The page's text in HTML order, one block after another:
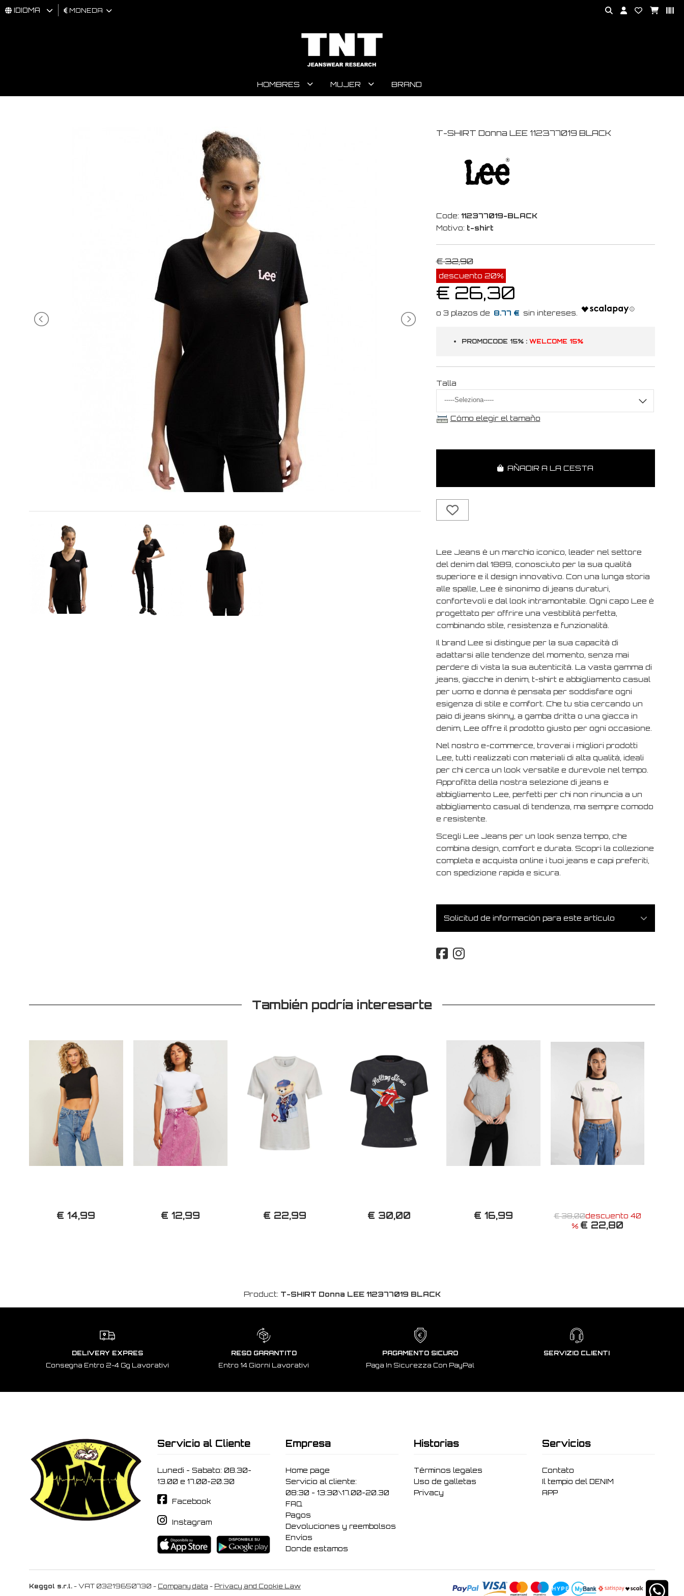
IDIOMA MONEDA
HOMBRES MUJER BRAND
T-SHIRT Donna LEE 112377019 BLACK
Code: 112377019-BLACK
Motivo: t-shirt
€ 32,90
descuento 20%
€ 26,30
8.77 €
PROMOCODE 15% : WELCOME 15%
Talla
Cómo elegir el tamaño
AÑADIR A LA CESTA
Lee Jeans è un marchio iconico, leader nel settore
del denim dal 1889, conosciuto per la sua qualità
superiore e il design innovativo. Con una lunga storia
alle spalle, Lee è sinonimo di jeans duraturi,
confortevoli e dal look intramontabile. Ogni capo Lee è
progettato per offrire una vestibilità perfetta,
combinando stile, resistenza e funzionalità.
Il brand Lee si distingue per la sua capacità di
adattarsi alle tendenze del momento, senza mai
perdere di vista la sua autenticità. La vasta gamma di
jeans, giacche in denim, t-shirt e abbigliamento casual
per uomo e donna è pensata per soddisfare ogni
esigenza di stile e comfort. Che tu stia cercando un
paio di jeans skinny, a gamba dritta o una giacca in
denim, Lee offre il prodotto giusto per ogni occasione.
Nel nostro e-commerce, troverai i migliori prodotti
Lee, tutti realizzati con materiali di alta qualità, ideali
per chi cerca un look versatile e durevole nel tempo.
Approfitta della nostra selezione di jeans e
abbigliamento Lee, perfetti per chi non rinuncia a un
abbigliamento casual di tendenza, ma sempre comodo
e resistente.
Scegli Lee Jeans per un look senza tempo, che
combina design, comfort e durata. Scopri la collezione
completa e acquista online i tuoi jeans e capi preferiti,
con spedizione rapida e sicura.
Solicitud de información para este artículo
También podría interesarte
€ 14,99 € 12,99 € 22,99 € 30,00 € 16,99 € 38,00descuento 40
% € 22,80
Product: T-SHIRT Donna LEE 112377019 BLACK
DELIVERY EXPRES
Consegna Entro 2-4 Gg Lavorativi
RESO GARANTITO
Entro 14 Giorni Lavorativi
PAGAMENTO SICURO
Paga In Sicurezza Con PayPal
SERVIZIO CLIENTI
Servicio al Cliente
Lunedi - Sabato: 08.30-
13.00 e 17.00-20.30
Facebook
Instagram
Empresa
Home page
Servicio al cliente:
08:30 - 13:30\17.00-20.30
FAQ
Pagos
Devoluciones y reembolsos
Envíos
Donde estamos
Historias
Términos legales
Uso de galletas
Privacy
Servicios
Contato
Il tempio del DENIM
APP
Keggol s.r.l. - VAT 03219650730 - Company data - Privacy and Cookie Law